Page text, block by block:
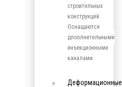
строительных
конструкций.
Оснащаются
дпоолнительными
инъекционными
каналами.
Деформационные